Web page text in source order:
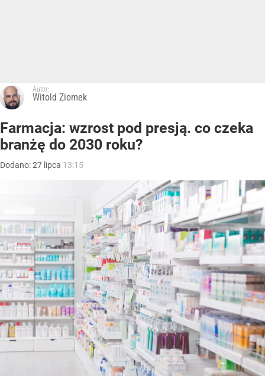
Autor:
Witold Ziomek
Farmacja: wzrost pod presją. co czeka
branżę do 2030 roku?
Dodano:27 lipca 13:15